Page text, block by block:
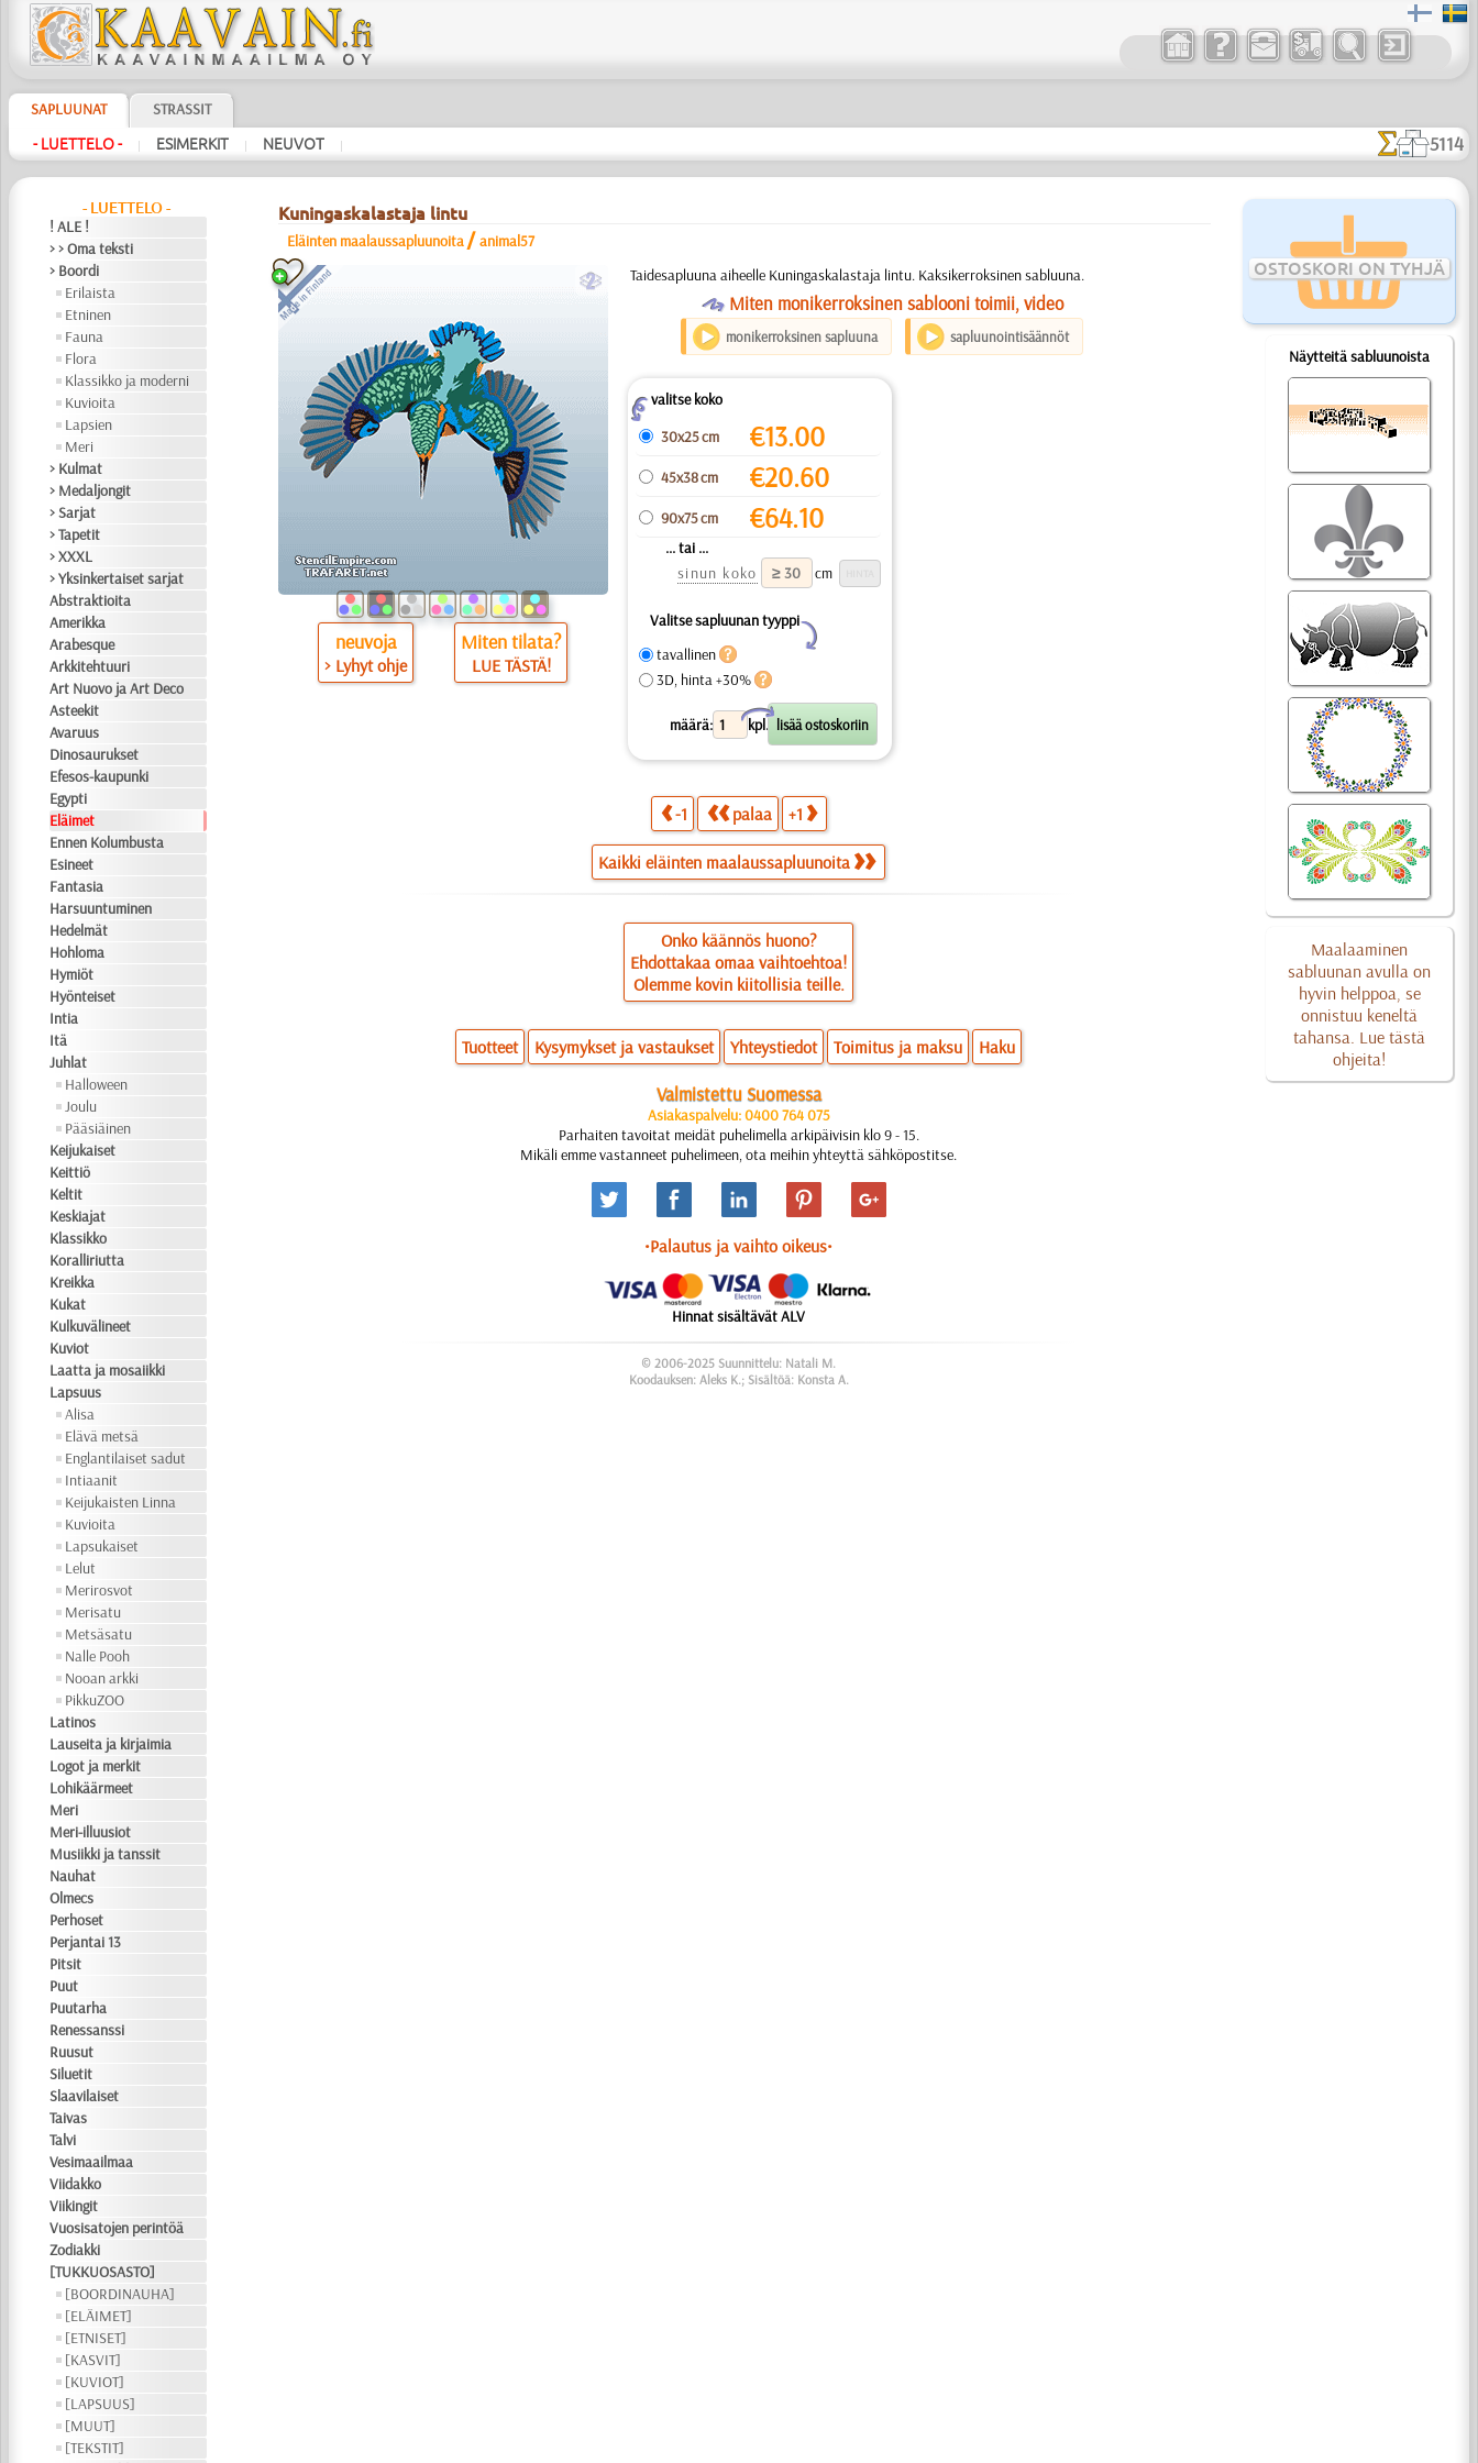
SAPLUUNAT STRASSIT
- LUETTELO - | ESIMERKIT | NEUVOT | 5114
- LUETTELO -
! ALE !
> > Oma teksti
> Boordi
Erilaista
Etninen
Fauna
Flora
Klassikko ja moderni
Kuvioita
Lapsien
Meri
> Kulmat
> Medaljongit
> Sarjat
> Tapetit
> XXXL
> Yksinkertaiset sarjat
Abstraktioita
Amerikka
Arabesque
Arkkitehtuuri
Art Nuovo ja Art Deco
Asteekit
Avaruus
Dinosaurukset
Efesos-kaupunki
Egypti
Eläimet
Ennen Kolumbusta
Esineet
Fantasia
Harsuuntuminen
Hedelmät
Hohloma
Hymiöt
Hyönteiset
Intia
Itä
Juhlat
Halloween
Joulu
Pääsiäinen
Keijukaiset
Keittiö
Keltit
Keskiajat
Klassikko
Koralliriutta
Kreikka
Kukat
Kulkuvälineet
Kuviot
Laatta ja mosaiikki
Lapsuus
Alisa
Elävä metsä
Englantilaiset sadut
Intiaanit
Keijukaisten Linna
Kuvioita
Lapsukaiset
Lelut
Merirosvot
Merisatu
Metsäsatu
Nalle Pooh
Nooan arkki
PikkuZOO
Latinos
Lauseita ja kirjaimia
Logot ja merkit
Lohikäärmeet
Meri
Meri-illuusiot
Musiikki ja tanssit
Nauhat
Olmecs
Perhoset
Perjantai 13
Pitsit
Puut
Puutarha
Renessanssi
Ruusut
Siluetit
Slaavilaiset
Taivas
Talvi
Vesimaailmaa
Viidakko
Viikingit
Vuosisatojen perintöä
Zodiakki
[TUKKUOSASTO]
[BOORDINAUHA]
[ELÄIMET]
[ETNISET]
[KASVIT]
[KUVIOT]
[LAPSUUS]
[MUUT]
[TEKSTIT]
OSTOSKORI ON TYHJÄ
Näytteitä sabluunoista
Maalaaminen
sabluunan avulla on
hyvin helppoa, se
onnistuu keneltä
tahansa. Lue tästä
ohjeita!
Kuningaskalastaja lintu
Eläinten maalaussapluunoita /animal57
b
neuvoja
> Lyhyt ohje
Miten tilata?
LUE TÄSTÄ!
Taidesapluuna aiheelle Kuningaskalastaja lintu. Kaksikerroksinen sabluuna.
O Miten monikerroksinen sablooni toimii, video
monikerroksinen sapluuna sapluunointisäännöt
Zvalitse koko
30x25 cm
€13.00
45x38 cm €20.60
90x75 cm €64.10
... tai ...
sinun koko
cm
Valitse sapluunan tyyppi
Y
tavallinen
3D, hinta +30%
määrä: kpl.
X
-1 palaa +1
Kaikki eläinten maalaussapluunoita
Onko käännös huono?
Ehdottakaa omaa vaihtoehtoa!
Olemme kovin kiitollisia teille.
Tuotteet Kysymykset ja vastaukset Yhteystiedot Toimitus ja maksu Haku
Valmistettu Suomessa
Asiakaspalvelu: 0400 764 075
Parhaiten tavoitat meidät puhelimella arkipäivisin klo 9 - 15.
Mikäli emme vastanneet puhelimeen, ota meihin yhteyttä sähköpostitse.
•Palautus ja vaihto oikeus•
Hinnat sisältävät ALV
© 2006-2025 Suunnittelu: Natali M.
Koodauksen: Aleks K.; Sisältöä: Konsta A.